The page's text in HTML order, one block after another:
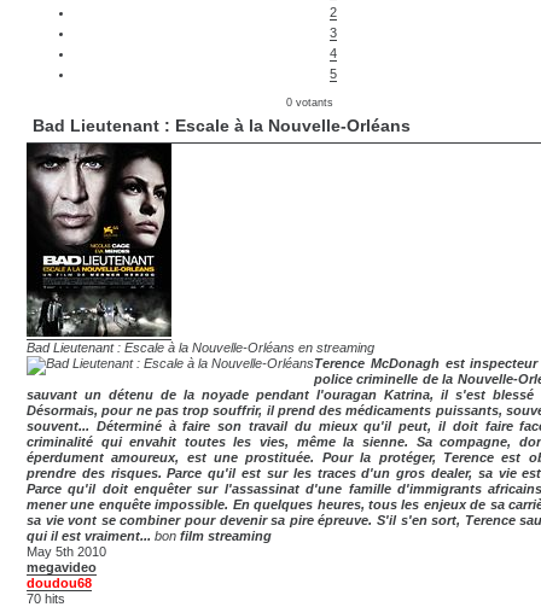
2
3
4
5
0 votants
Bad Lieutenant : Escale à la Nouvelle-Orléans
Bad Lieutenant : Escale à la Nouvelle-Orléans en streaming
Terence McDonagh est
police criminelle de la Nouvelle-
sauvant un détenu de la noyade pendant l'ouragan Katrina, il s'est blessé
Désormais, pour ne pas trop souffrir, il prend des médicaments puissants,
souvent... Déterminé à faire son travail du mieux qu'il peut, il doit faire
criminalité qui envahit toutes les vies, même la sienne. Sa compagne,
éperdument amoureux, est une prostituée. Pour la protéger, Terence est
prendre des risques. Parce qu'il est sur les traces d'un gros dealer, sa vie
Parce qu'il doit enquêter sur l'assassinat d'une famille d'immigrants
mener une enquête impossible. En quelques heures, tous les enjeux de sa
sa vie vont se combiner pour devenir sa pire épreuve. S'il s'en sort, Terence
qui il est vraiment... bon film streaming
May 5th 2010
megavideo
doudou68
70 hits